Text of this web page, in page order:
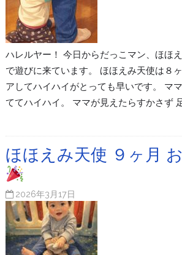
ハレルヤー！ 今日からだっこマン、ほほ
で遊びに来ています。 ほほえみ天使は８
アしてハイハイがとっても早いです。 マ
ててハイハイ。 ママが見えたらすかさず
ほほえみ天使 ９ヶ月
2026年3月17日